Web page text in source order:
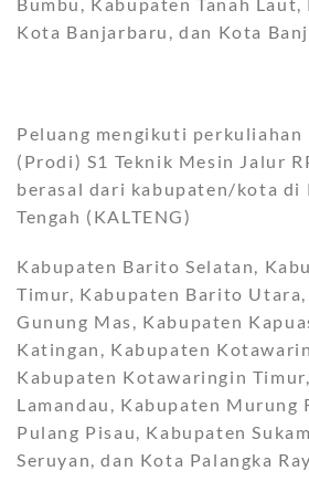
Kota Banjarbaru, dan Kota
Peluang mengikuti perkuliahan
(Prodi) S1 Teknik Mesin Jalur
berasal dari kabupaten/kota di
Tengah (KALTENG)
Kabupaten Barito Selatan,
Timur, Kabupaten Barito
Gunung Mas, Kabupaten
Katingan, Kabupaten
Kabupaten Kotawaringin
Lamandau, Kabupaten Murung
Pulang Pisau, Kabupaten
Seruyan, dan Kota Palangka